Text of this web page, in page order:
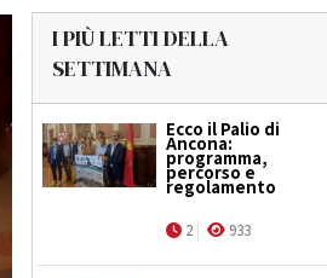
I PIÙ LETTI DELLA
SETTIMANA
Ecco il Palio di
Ancona:
programma,
percorso e
regolamento
2 933